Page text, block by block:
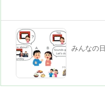
みんなの